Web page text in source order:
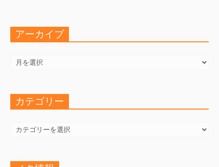
アーカイブ
カ
カテゴリー
ゴ